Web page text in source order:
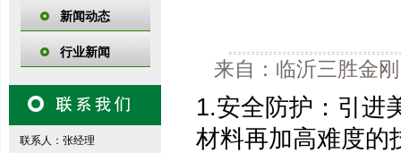
新闻动态
行业新闻
联系人：张经理
来自：临沂三胜金
1.安全防护：引进
材料再加高难度的